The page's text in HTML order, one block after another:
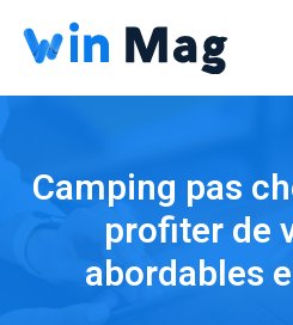
Camping pas
profiter de
abordables